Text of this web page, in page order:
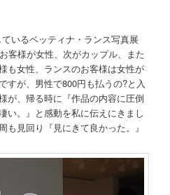
いるベッティナ・ランス写真展
客様が女性、次がカップル、また
も女性、ランスのお客様は女性が
すが、男性で800円も払うの?と入
が、帰る時に『作品の内容に圧倒
い。』と感動を私に伝えにきまし
も見回り『見にきて良かった。』